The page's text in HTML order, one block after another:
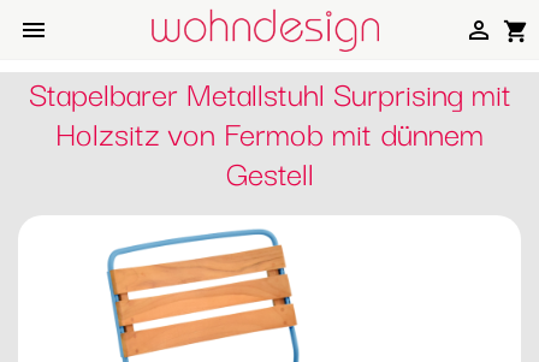
 shopping_cart

Stapelbarer Metallstuhl Surprising mit
Holzsitz von Fermob mit dünnem
Gestell